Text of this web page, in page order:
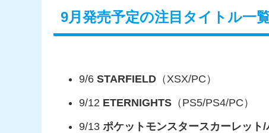
9月発売予定の注目タイトル一
9/6STARFIELD （XSX/PC）
9/12 ETERNIGHTS （PS5/PS4/PC）
9/13ポケットモンスタースカーレット